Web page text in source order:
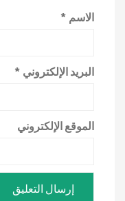
الاسم *
البريد الإلكتروني *
الموقع الإلكتروني